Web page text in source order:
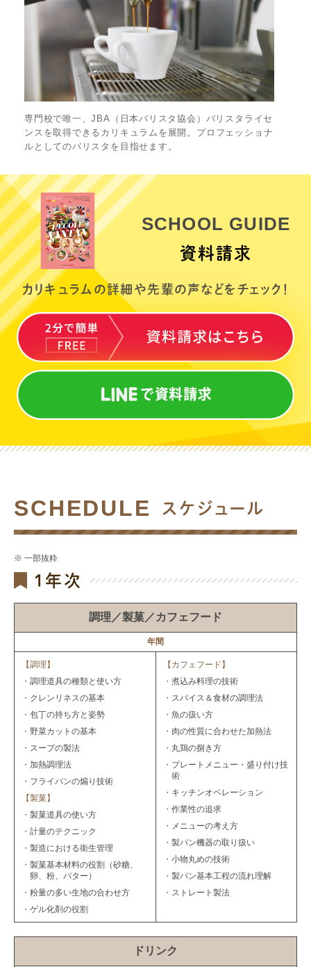
専門校で唯一、JBA（日本バリスタ協会）バリスタライセ
ンスを取得できるカリキュラムを展開。プロフェッショナ
ルとしてのバリスタを目指せます。
カリキュラムの詳細や先輩の声などをチェック！
SCHOOL GUIDE
資料請求
SCHEDULE スケジュール
※ 一部抜粋
1年次
調理／製菓／カフェフード
年間
【調理】
・ 調理道具の種類と使い方
・ クレンリネスの基本
・ 包丁の持ち方と姿勢
・ 野菜カットの基本
・ スープの製法
・ 加熱調理法
・ フライパンの煽り技術
【製菓】
・ 製菓道具の使い方
・ 計量のテクニック
・ 製造における衛生管理
・ 製菓基本材料の役割（砂糖、
卵、粉、バター）
・ 粉量の多い生地の合わせ方
・ ゲル化剤の役割
【カフェフード】
・ 煮込み料理の技術
・ スパイス＆食材の調理法
・ 魚の扱い方
・ 肉の性質に合わせた加熱法
・ 丸鶏の捌き方
・ プレートメニュー・盛り付け技
術
・ キッチンオペレーション
・ 作業性の追求
・ メニューの考え方
・ 製パン機器の取り扱い
・ 小物丸めの技術
・ 製パン基本工程の流れ理解
・ ストレート製法
ドリンク